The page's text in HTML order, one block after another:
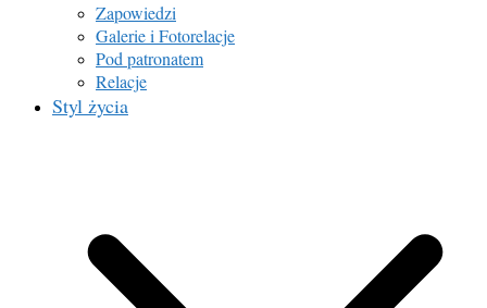
Zapowiedzi
Galerie i Fotorelacje
Pod patronatem
Relacje
Styl życia